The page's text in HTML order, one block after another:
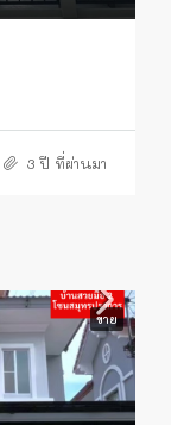
3 ปี ที่ผ่านมา
ขาย